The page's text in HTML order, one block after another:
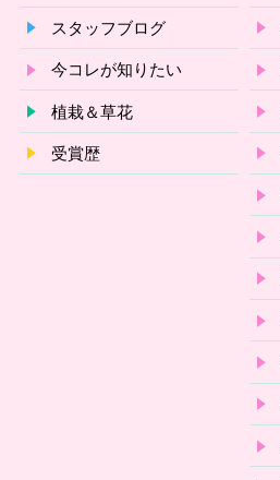
スタッフブログ
今コレが知りたい
植栽＆草花
受賞歴